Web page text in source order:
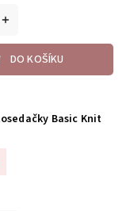
DO KOŠÍKU
Basic Knit